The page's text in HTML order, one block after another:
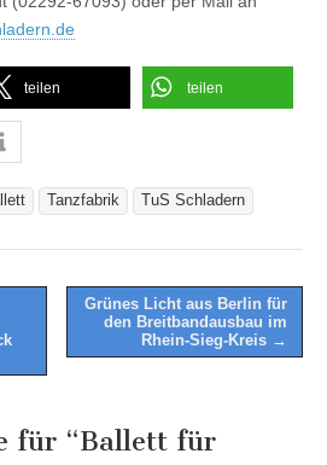
teilen teilen
Tanzfabrik TuS Schladern
Grünes Licht aus Berlin für
den Breitbandausbau im
Rhein-Sieg-Kreis →
für “Ballett für